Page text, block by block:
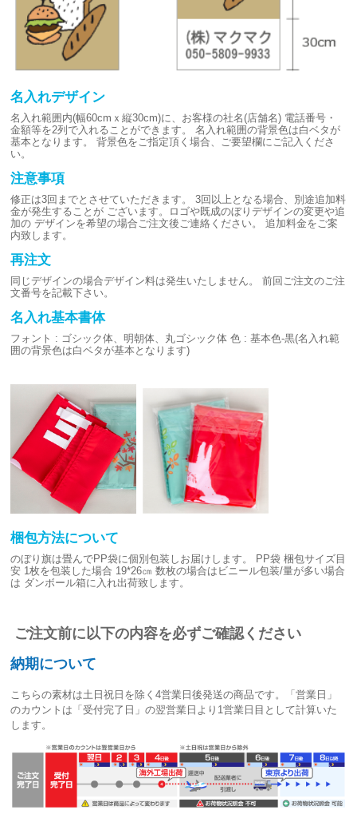
名入れデザイン
名入れ範囲内(幅60cmｘ縦30cm)に、お客様の社名(店舗名) 電話番号・
金額等を2列で入れることができます。
名入れ範囲の背景色は白ベタが
基本となります。
背景色をご指定頂く場合、ご要望欄にご記入くださ
い。
注意事項
修正は3回までとさせていただきます。
3回以上となる場合、別途追加料
金が発生することが ございます。ロゴや既成のぼりデザインの変更や追
加の デザインを希望の場合ご注文後ご連絡ください。
追加料金をご案
内致します。
再注文
同じデザインの場合デザイン料は発生いたしません。
前回ご注文のご注
文番号を記載下さい。
名入れ基本書体
フォント : ゴシック体、明朝体、丸ゴシック体 色 : 基本色-黒(名入れ範
囲の背景色は白ベタが基本となります)
梱包方法について
のぼり旗は畳んでPP袋に個別包装しお届けします。
PP袋 梱包サイズ目
安 1枚を包装した場合 19*26㎝ 数枚の場合はビニール包装/量が多い場合
は ダンボール箱に入れ出荷致します。
ご注文前に以下の内容を必ずご確認ください
納期について
こちらの素材は土日祝日を除く4営業日後発送の商品です。「営業日」
のカウントは「受付完了日」の翌営業日より1営業日目として計算いた
します。